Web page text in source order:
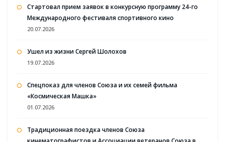
Стартовал прием заявок в конкурсную программу 24-го
Международного фестиваля спортивного кино
20.07.2026
Ушел из жизни Сергей Шолохов
19.07.2026
Спецпоказ для членов Союза и их семей фильма
«Космическая Машка»
01.07.2026
Традиционная поездка членов Союза